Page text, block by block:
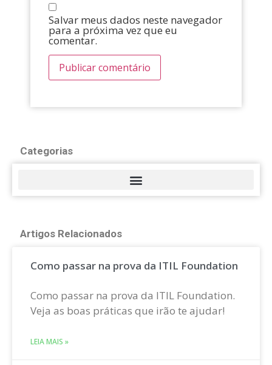
Salvar meus dados neste navegador
para a próxima vez que eu
comentar.
Categorias
Artigos Relacionados
Como passar na prova da ITIL Foundation
Como passar na prova da ITIL Foundation.
Veja as boas práticas que irão te ajudar!
LEIA MAIS »